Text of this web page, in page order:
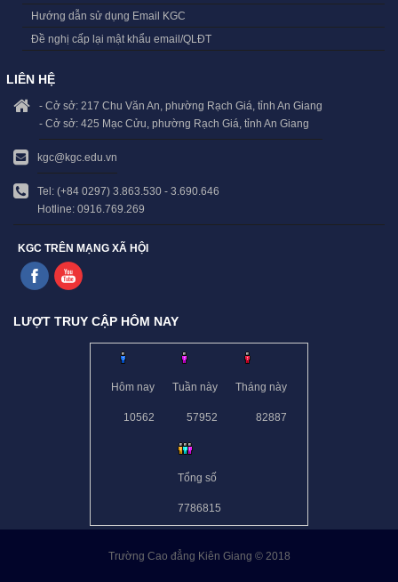
Hướng dẫn sử dụng Email KGC
Đề nghị cấp lại mật khẩu email/QLĐT
LIÊN HỆ
- Cở sở: 217 Chu Văn An, phường Rạch Giá, tỉnh An Giang
- Cở sở: 425 Mạc Cửu, phường Rạch Giá, tỉnh An Giang
kgc@kgc.edu.vn
Tel: (+84 0297) 3.863.530 - 3.690.646
Hotline: 0916.769.269
KGC TRÊN MẠNG XÃ HỘI
LƯỢT TRUY CẬP HÔM NAY
Hôm nay
10562
Tuần này
57952
Tháng này
82887
Tổng số
7786815
Trường Cao đẳng Kiên Giang © 2018